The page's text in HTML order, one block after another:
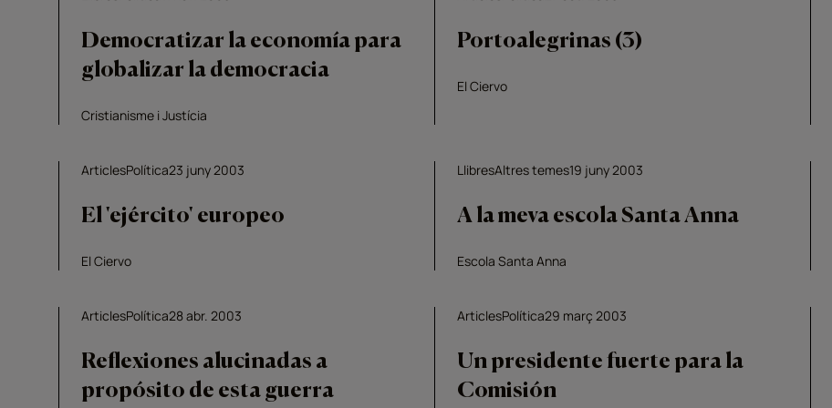
Democratizar la economía para
globalizar la democracia
Cristianisme i Justícia
Portoalegrinas (3)
El Ciervo
ArticlesPolítica23 juny 2003
El 'ejército' europeo
El Ciervo
LlibresAltres temes19 juny 2003
A la meva escola Santa Anna
Escola Santa Anna
ArticlesPolítica28 abr. 2003
Reflexiones alucinadas a
propósito de esta guerra
ArticlesPolítica29 març 2003
Un presidente fuerte para la
Comisión